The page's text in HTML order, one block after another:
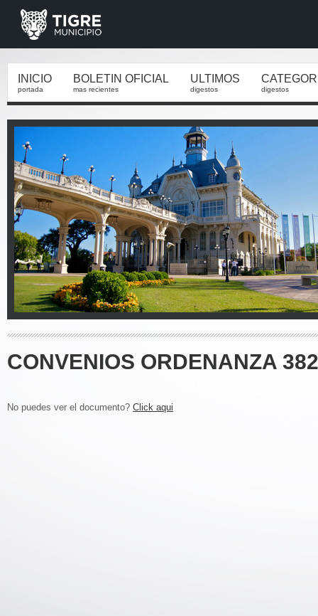
INICIO
portada
BOLETIN OFICIAL
mas recientes
ULTIMOS
digestos digestos
CONVENIOS ORDENANZA
No puedes ver el documento? Click aqui